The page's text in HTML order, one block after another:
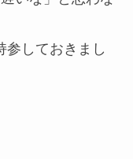
参しておきまし